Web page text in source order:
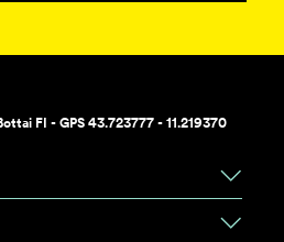
FI - GPS 43.723777 - 11.219370